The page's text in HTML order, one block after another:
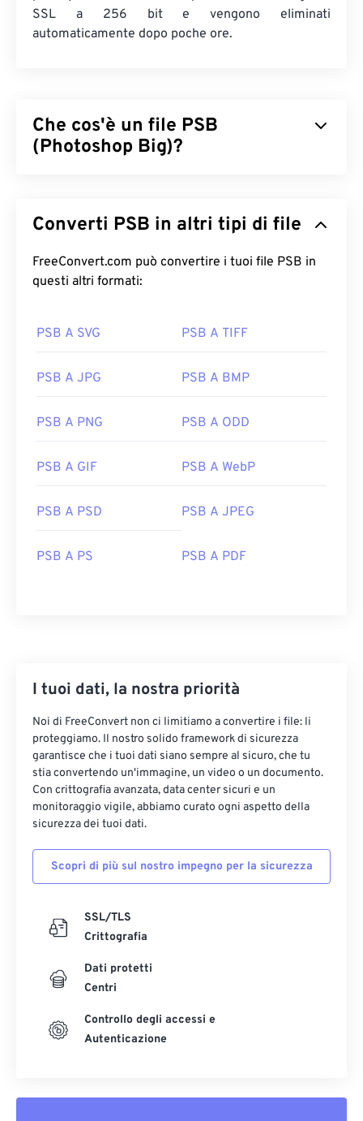
SSL a 256 bit e vengono eliminati
automaticamente dopo poche ore.
Che cos'è un file PSB
(Photoshop Big)?
molto più grandi. Qualsiasi file Photoshop di
essere salvato come PSB. Inoltre, PSB può avere
fino a 300.000 pixel, mentre il file PSD è limitato a
interessante per la gestione di file Photoshop di
programma migliore per convertire i file PSB in
È anche possibile convertire un file PSB senza
FreeConvert.com, come
PSB in JPGo
https://www.adobe.com/devnet-
Converti PSB in altri tipi di file
FreeConvert.com può convertire i tuoi file PSB in
questi altri formati:
PSB A SVG PSB A TIFF
PSB A JPG PSB A BMP
PSB A PNG PSB A ODD
PSB A GIF PSB A WebP
PSB A PSD PSB A JPEG
PSB A PS PSB A PDF
I tuoi dati, la nostra priorità
Noi di FreeConvert non ci limitiamo a convertire i file: li
proteggiamo. Il nostro solido framework di sicurezza
garantisce che i tuoi dati siano sempre al sicuro, che tu
stia convertendo un'immagine, un video o un documento.
Con crittografia avanzata, data center sicuri e un
monitoraggio vigile, abbiamo curato ogni aspetto della
sicurezza dei tuoi dati.
Scopri di più sul nostro impegno per la sicurezza
SSL/TLS
Crittografia
Dati protetti
Centri
Controllo degli accessi e
Autenticazione